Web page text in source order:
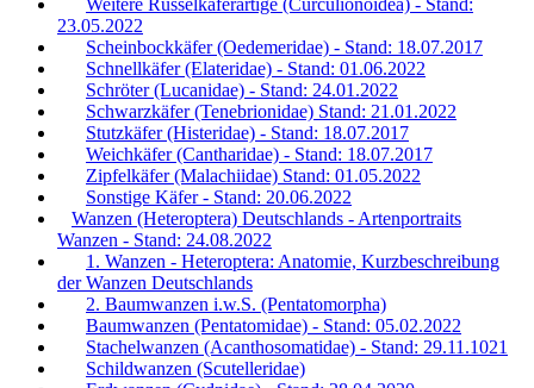
Weitere Rüsselkäferartige (Curculionoidea) - Stand:
23.05.2022
Scheinbockkäfer (Oedemeridae) - Stand: 18.07.2017
Schnellkäfer (Elateridae) - Stand: 01.06.2022
Schröter (Lucanidae) - Stand: 24.01.2022
Schwarzkäfer (Tenebrionidae) Stand: 21.01.2022
Stutzkäfer (Histeridae) - Stand: 18.07.2017
Weichkäfer (Cantharidae) - Stand: 18.07.2017
Zipfelkäfer (Malachiidae) Stand: 01.05.2022
Sonstige Käfer - Stand: 20.06.2022
Wanzen (Heteroptera) Deutschlands - Artenportraits
Wanzen - Stand: 24.08.2022
1. Wanzen - Heteroptera: Anatomie, Kurzbeschreibung
der Wanzen Deutschlands
2. Baumwanzen i.w.S. (Pentatomorpha)
Baumwanzen (Pentatomidae) - Stand: 05.02.2022
Stachelwanzen (Acanthosomatidae) - Stand: 29.11.1021
Schildwanzen (Scutelleridae)